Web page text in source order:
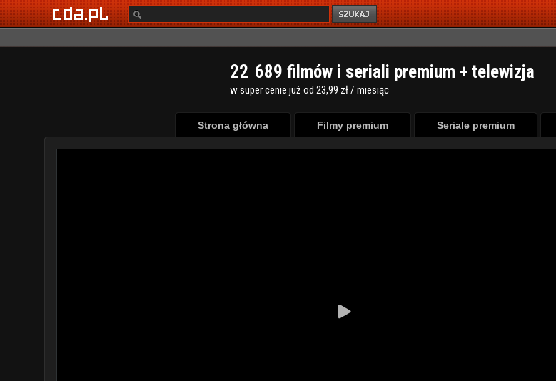
22 689 filmów i seriali premium + telewizja
w super cenie już od 23,99 zł / miesiąc
Strona główna Filmy premium Seriale premium